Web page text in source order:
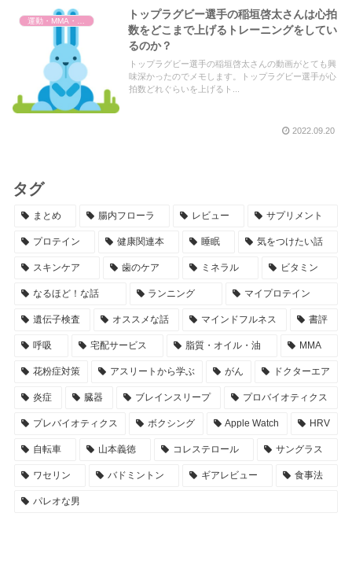
運動・MMA・身体づくり
トップラグビー選手の稲垣啓太さんは心拍
数をどこまで上げるトレーニングをしてい
るのか？
トップラグビー選手の稲垣啓太さんの動画がとても興
味深かったのでメモします。トップラグビー選手が心
拍数どれぐらいを上げるト...
2022.09.20
タグ
まとめ 腸内フローラ レビュー サプリメント
プロテイン 健康関連本 睡眠 気をつけたい話
スキンケア 歯のケア ミネラル ビタミン
なるほど！な話 ランニング マイプロテイン
遺伝子検査 オススメな話 マインドフルネス 書評
呼吸 宅配サービス 脂質・オイル・油 MMA
花粉症対策 アスリートから学ぶ がん ドクターエア
炎症 臓器 ブレインスリープ プロバイオティクス
プレバイオティクス ボクシング Apple Watch HRV
自転車 山本義徳 コレステロール サングラス
ワセリン バドミントン ギアレビュー 食事法
パレオな男